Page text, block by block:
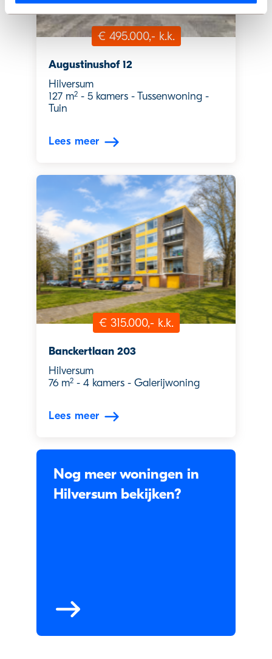
We werken samen met9 derden die uw gegevens
kunnen ontvangen en verwerken.
€ 495.000,- k.k.
Augustinushof 12
Hilversum
127 m2 - 5 kamers -Tussenwoning -
Tuin
Lees meer
€ 315.000,- k.k.
Banckertlaan 203
Hilversum
76 m2 - 4 kamers - Galerijwoning
Lees meer
Nog meer woningen in
Hilversum bekijken?